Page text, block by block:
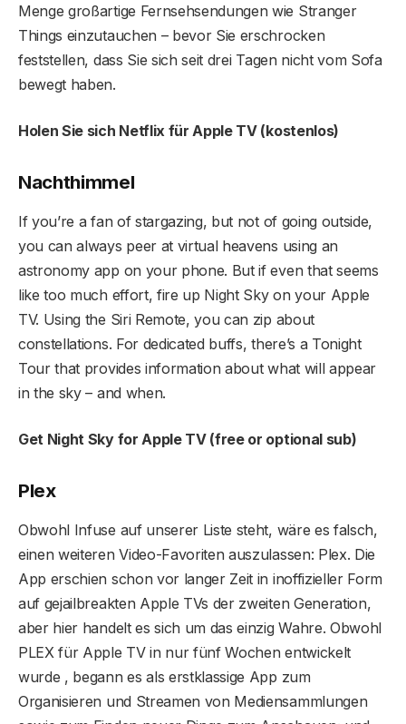
Menge großartige Fernsehsendungen wie Stranger
Things einzutauchen – bevor Sie erschrocken
feststellen, dass Sie sich seit drei Tagen nicht vom Sofa
bewegt haben.
Holen Sie sich Netflix für Apple TV (kostenlos)
Nachthimmel
If you’re a fan of stargazing, but not of going outside,
you can always peer at virtual heavens using an
astronomy app on your phone. But if even that seems
like too much effort, fire up Night Sky on your Apple
TV. Using the Siri Remote, you can zip about
constellations. For dedicated buffs, there’s a Tonight
Tour that provides information about what will appear
in the sky – and when.
Get Night Sky for Apple TV (free or optional sub)
Plex
Obwohl Infuse auf unserer Liste steht, wäre es falsch,
einen weiteren Video-Favoriten auszulassen: Plex. Die
App erschien schon vor langer Zeit in inoffizieller Form
auf gejailbreakten Apple TVs der zweiten Generation,
aber hier handelt es sich um das einzig Wahre. Obwohl
PLEX für Apple TV in nur fünf Wochen entwickelt
wurde , begann es als erstklassige App zum
Organisieren und Streamen von Mediensammlungen